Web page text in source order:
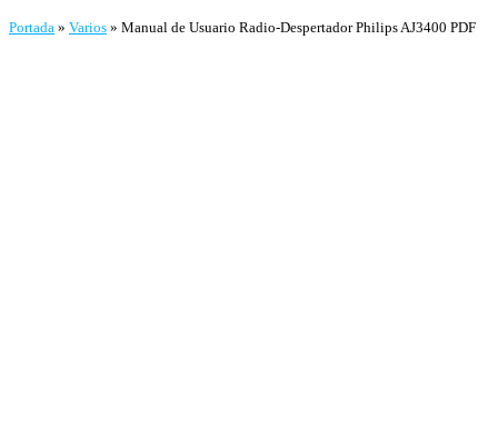
Portada » Varios » Manual de Usuario Radio-Despertador Philips AJ3400 PDF